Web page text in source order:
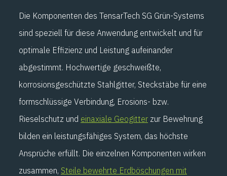
Die Komponenten des TensarTech SG Grün-Systems
sind speziell für diese Anwendung entwickelt und für
optimale Effizienz und Leistung aufeinander
abgestimmt. Hochwertige geschweißte,
korrosionsgeschützte Stahlgitter, Steckstäbe für eine
formschlüssige Verbindung, Erosions- bzw.
Rieselschutz und einaxiale Geogitter zur Bewehrung
bilden ein leistungsfähiges System, das höchste
Ansprüche erfüllt. Die einzelnen Komponenten wirken
zusammen, Steile bewehrte Erdböschungen mit